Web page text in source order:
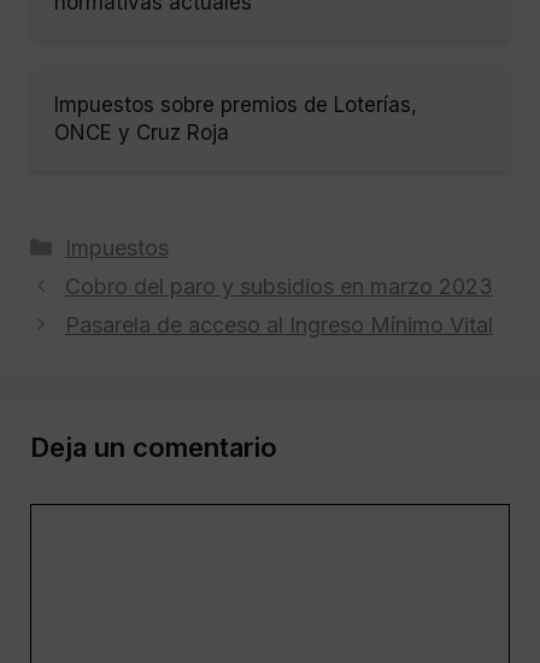
Impuestos sobre premios de Loterías,
ONCE y Cruz Roja
Categorías
Impuestos
Cobro del paro y subsidios en marzo 2023
Pasarela de acceso al Ingreso Mínimo Vital
Deja un comentario